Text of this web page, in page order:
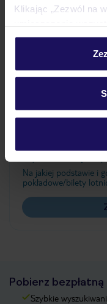
Klikając „Zezwól na
personalizować swój
Szczegółowe
Ważne
Jak zmienić
Na jakiej podstawie i
pokładowe/bilety
Pobierz bezpłatną
Szybkie